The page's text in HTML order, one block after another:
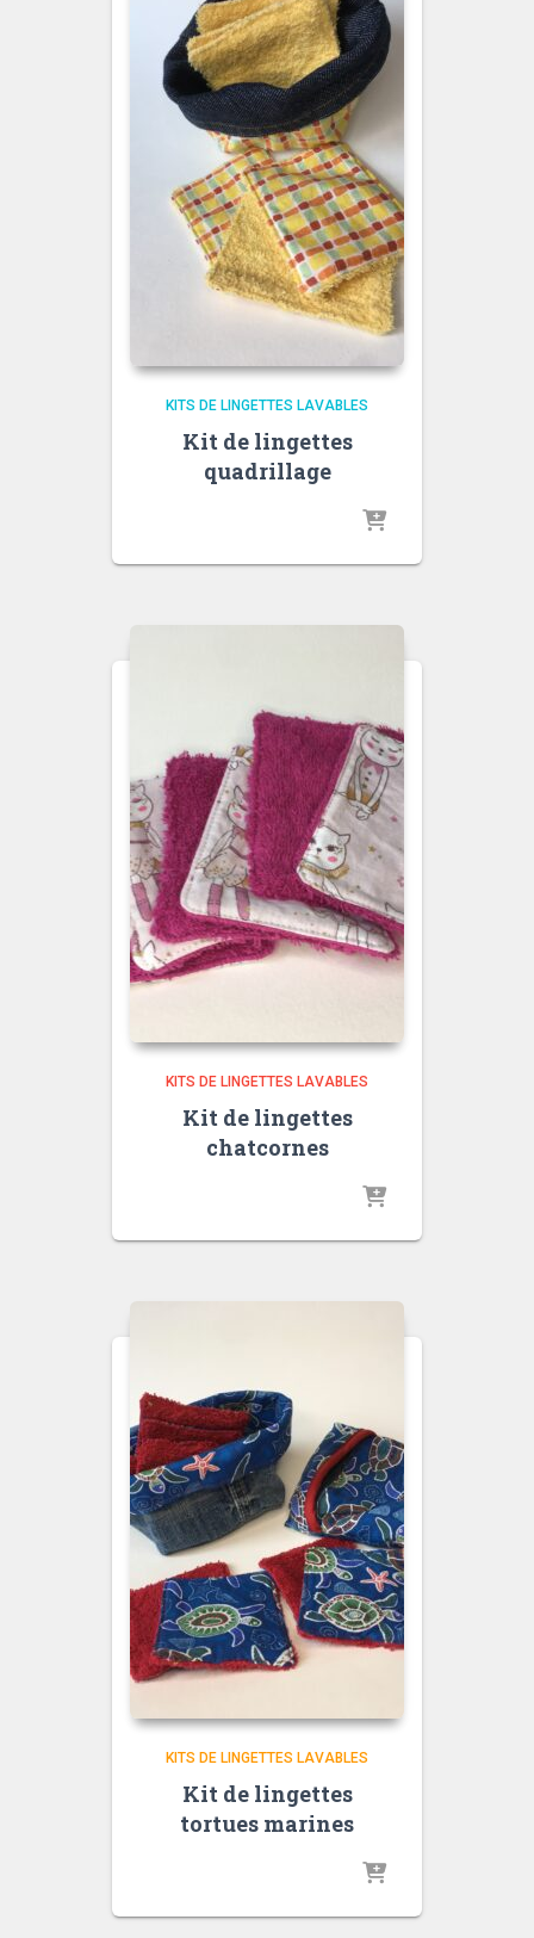
KITS DE LINGETTES LAVABLES
Kit de lingettes
quadrillage
KITS DE LINGETTES LAVABLES
Kit de lingettes
chatcornes
KITS DE LINGETTES LAVABLES
Kit de lingettes
tortues marines